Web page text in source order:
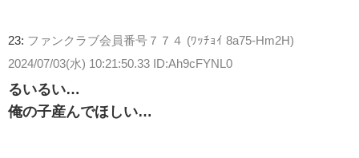
23: ファンクラブ会員番号７７４ (ﾜｯﾁｮｲ 8a75-Hm2H)
2024/07/03(水) 10:21:50.33 ID:Ah9cFYNL0
るいるい…
俺の子産んでほしい…